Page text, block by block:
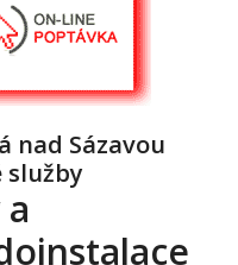
nad Sázavou